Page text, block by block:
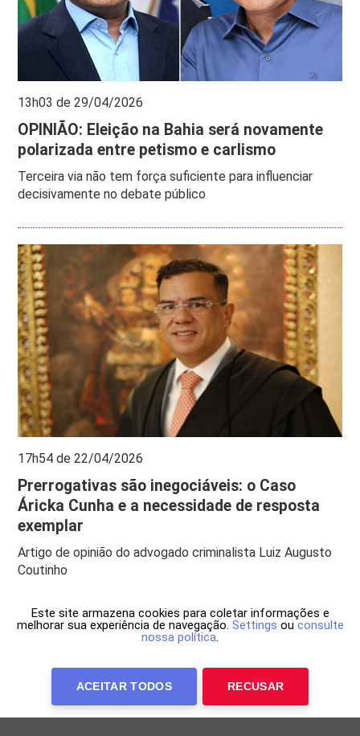
13h03 de 29/04/2026
OPINIÃO: Eleição na Bahia será novamente
polarizada entre petismo e carlismo
Terceira via não tem força suficiente para influenciar
decisivamente no debate público
17h54 de 22/04/2026
Prerrogativas são inegociáveis: o Caso
Áricka Cunha e a necessidade de resposta
exemplar
Artigo de opinião do advogado criminalista Luiz Augusto
Coutinho
Este site armazena cookies para coletar informações e
melhorar sua experiência de navegação. Settings ou consulte
nossa política.
ACEITAR TODOS RECUSAR